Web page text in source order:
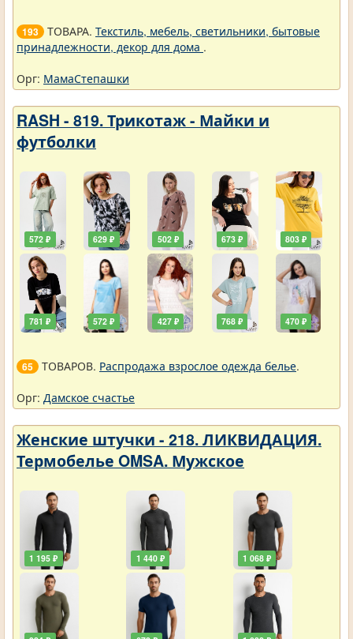
193 ТОВАРА. Текстиль, мебель, светильники, бытовые
принадлежности, декор для дома .
Орг: МамаСтепашки
RASH - 819. Трикотаж - Майки и
футболки
572 ₽
781 ₽
629 ₽
572 ₽
502 ₽
427 ₽
673 ₽
768 ₽
803 ₽
470 ₽
65 ТОВАРОВ. Распродажа взрослое одежда белье.
Орг: Дамское счастье
Женские штучки - 218. ЛИКВИДАЦИЯ.
Термобелье OMSA. Мужское
1 195 ₽ 1 440 ₽ 1 068 ₽